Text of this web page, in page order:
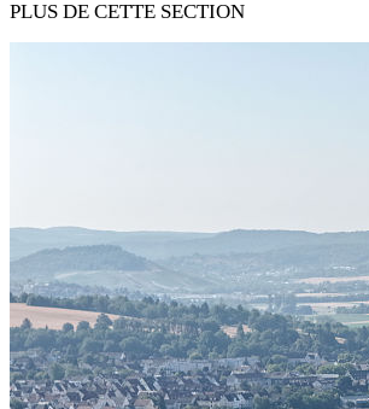
PLUS DE CETTE SECTION